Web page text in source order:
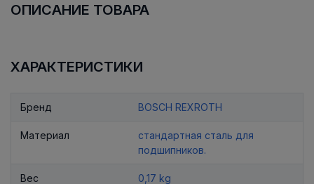
ОПИСАНИЕ ТОВАРА
ХАРАКТЕРИСТИКИ
Бренд BOSCH REXROTH
Материал
стандартная сталь для
подшипников.
Вес 0,17 kg